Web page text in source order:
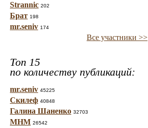
Strannic 202
Брат 198
mr.seniv 174
Все участники >>
Топ 15
по количеству публикаций:
mr.seniv 45225
Скилеф 40848
Галина Шаненко 32703
МНМ 26542